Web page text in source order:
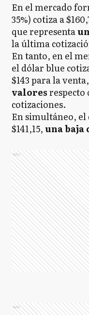
En el mercado
35%) cotiza a
que representa
la última
En tanto, en el
el dólar blue
$143 para la venta,
valoresrespecto
cotizaciones.
En simultáneo, el
$141,15,una baja
Ads
Ads